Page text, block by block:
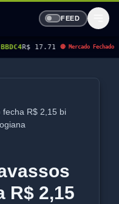
FEED
|BBSE3R$ 41.11|BEES3R$
🔴 Mercado Fechado
fecha R$ 2,15 bi
R$ 2,15